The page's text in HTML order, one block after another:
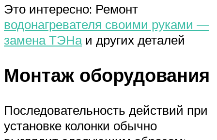
Это интересно: Ремонт
водонагревателя своими руками —
замена ТЭНаи других деталей
Монтаж оборудования
Последовательность действий при
установке колонки обычно